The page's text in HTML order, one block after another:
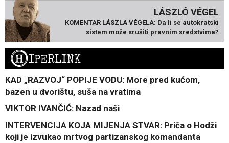
LÁSZLÓ VÉGEL
KOMENTAR LÁSZLA VÉGELA: Da li se autokratski
sistem može srušiti pravnim sredstvima?
HIPERLINK
KAD „RAZVOJ“ POPIJE VODU: More pred kućom,
bazen u dvorištu, suša na vratima
VIKTOR IVANČIĆ: Nazad naši
INTERVENCIJA KOJA MIJENJA STVAR: Priča o Hodži
koji je izvukao mrtvog partizanskog komandanta